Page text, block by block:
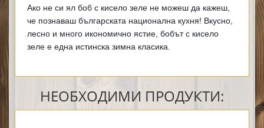
Ако не си ял боб с кисело зеле не можеш да кажеш,
че познаваш българската национална кухня! Вкусно,
лесно и много икономично ястие, бобът с кисело
зеле е една истинска зимна класика.
НЕОБХОДИМИ ПРОДУКТИ: